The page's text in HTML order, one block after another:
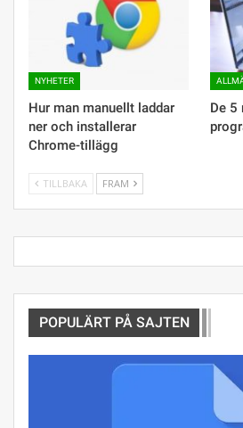
NYHETER
Hur man manuellt laddar
ner och installerar
Chrome-tillägg
De 5
TILLBAKA FRAM
POPULÄRT PÅ SAJTEN